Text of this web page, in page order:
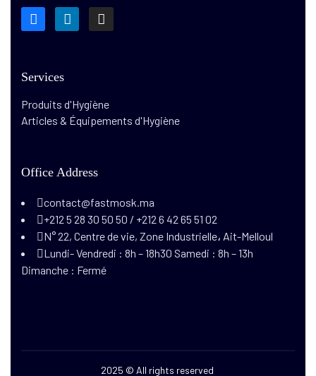
Services
Produits d'Hygiène
Articles & Équipements d'Hygiène
Office Address
contact@fastmosk.ma
+212 5 28 30 50 50 / +212 6 42 65 51 02
N° 22, Centre de vie, Zone Industrielle، Ait-Melloul
Lundi- Vendredi : 8h – 18h30 Samedi : 8h – 13h
Dimanche : Fermé
2025 © All rights reserved